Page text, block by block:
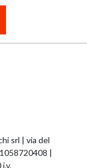
srl | via del
|